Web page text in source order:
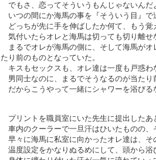
でもさ、恋ってそういうもんじゃないんだ
いつの間にか海馬の事を『そういう目』で
どっちが先に手を伸ばしたか何て、もう覚
気付いたらオレと海馬は切っても切り離せ
まるでオレが海馬の側に、そして海馬がオ
たり前のものとなっていた。
キスもセックスも、オレ達は一度も戸惑わ
男同士なのに、まるでそうなるのが当たり
だからこうやって一緒にシャワーを浴びる
プリントを職員室にいた先生に提出したあ
車内のクーラーで一旦汗はひいたものの、
早々に海馬に私室に向かったオレ達は、そ
温度設定をかなりぬるめにして、頭から浴